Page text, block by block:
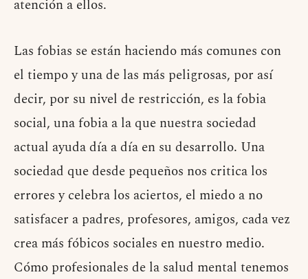
atención a ellos.
Las fobias se están haciendo más comunes con
el tiempo y una de las más peligrosas, por así
decir, por su nivel de restricción, es la fobia
social, una fobia a la que nuestra sociedad
actual ayuda día a día en su desarrollo. Una
sociedad que desde pequeños nos critica los
errores y celebra los aciertos, el miedo a no
satisfacer a padres, profesores, amigos, cada vez
crea más fóbicos sociales en nuestro medio.
Cómo profesionales de la salud mental tenemos